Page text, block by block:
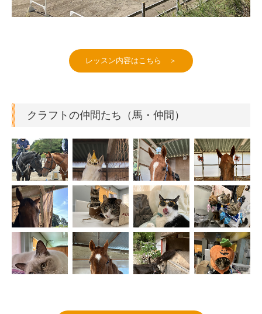
レッスン内容はこちら ＞
クラフトの仲間たち（馬・仲間）